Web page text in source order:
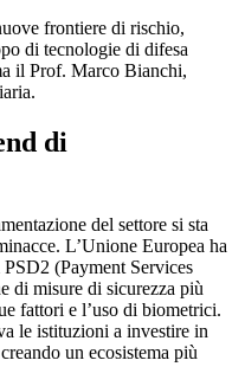
frontiere di rischio,
di tecnologie di difesa
il Prof. Marco Bianchi,
di
del settore si sta
L’Unione Europea ha
PSD2 (Payment Services
di misure di sicurezza più
fattori e l’uso di biometrici.
le istituzioni a investire in
un ecosistema più